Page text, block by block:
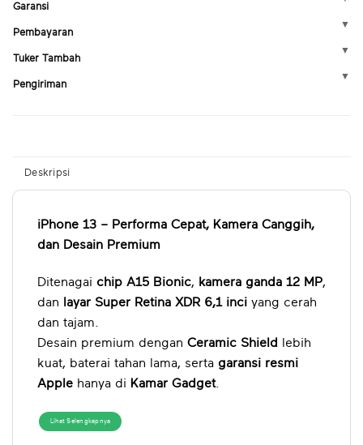
Garansi
Pembayaran
Tuker Tambah
Pengiriman
Deskripsi
iPhone 13 – Performa Cepat, Kamera Canggih,
dan Desain Premium
Ditenagai chip A15 Bionic, kamera ganda 12 MP,
dan
layar Super Retina XDR 6,1 inci yang cerah
dan tajam.
Desain premium dengan Ceramic Shield
lebih
kuat, baterai tahan lama, serta garansi resmi
Apple hanya di Kamar Gadget.
Lihat Selengkapnya